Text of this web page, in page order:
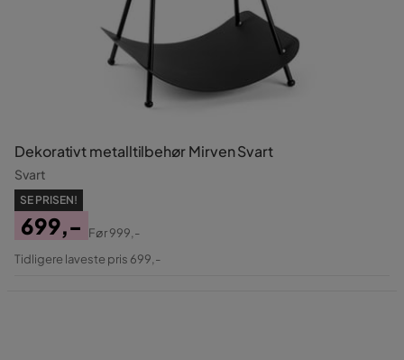
Dekorativt metalltilbehør Mirven Svart
Svart
SE PRISEN!
Pris
699,-
Original
Før999,-
Tidligere laveste pris 699,-